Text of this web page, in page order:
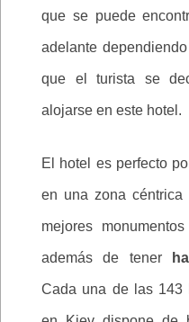
que se puede
adelante
que el turista se
alojarse en este hotel.
El hotel es perfecto
en una zona
mejores
además de tener
Cada una de las 143